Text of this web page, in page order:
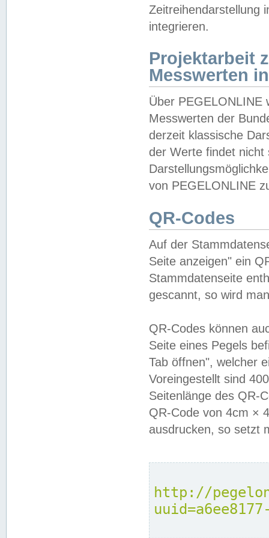
Zeitreihendarstellung
integrieren.
Projektarbeit
Messwerten
Über PEGELONLINE
Messwerten der
derzeit klassische
der Werte findet
von PEGELONLINE
QR-Codes
Auf der
Seite anzeigen" ein
Stammdatenseite
gescannt, so wird
QR-Codes können
Seite eines Pegels
Tab öffnen", welcher
Voreingestellt sind
Seitenlänge des QR-
QR-Code von 4cm ×
ausdrucken, so setzt
http://